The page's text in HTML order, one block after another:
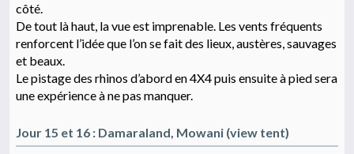
côté.
De tout là haut, la vue est imprenable. Les vents fréquents
renforcent l’idée que l’on se fait des lieux, austères, sauvages
et beaux.
Le pistage des rhinos d’abord en 4X4 puis ensuite à pied sera
une expérience à ne pas manquer.
Jour 15 et 16 : Damaraland, Mowani (view tent)